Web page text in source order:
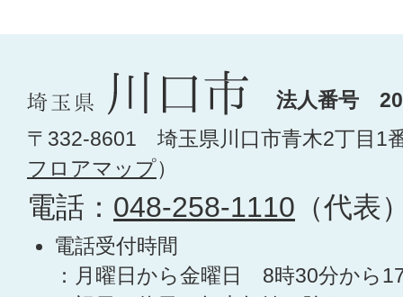
法人番号
〒332-8601 埼玉県川口市青木2丁目1
フロアマップ）
電話： 048-258-1110 （代表
電話受付時間
：月曜日から金曜日 8時30分から